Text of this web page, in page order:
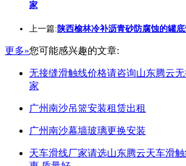
家
上一篇: 陕西榆林冷补沥青砂防腐蚀的罐
更多»您可能感兴趣的文章:
无接缝滑触线价格请咨询山东腾云
家
广州南沙吊篮安装租赁出租
广州南沙幕墙玻璃更换安装
天车滑线厂家请选山东腾云天车滑